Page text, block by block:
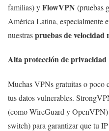
familias) yFlowVPN (pruebas
América Latina, especialmente
nuestraspruebas de velocidad
Alta protección de privacidad
Muchas VPNs gratuitas o poco
tus datos vulnerables.
(como WireGuard y
switch) para garantizar que tu